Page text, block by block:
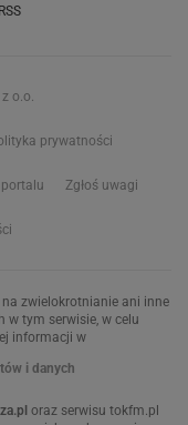
RSS
o.o.
prywatności
Zgłoś uwagi
zwielokrotnianie ani inne
w tym serwisie, w celu
informacji w
i danych
oraz serwisu tokfm.pl